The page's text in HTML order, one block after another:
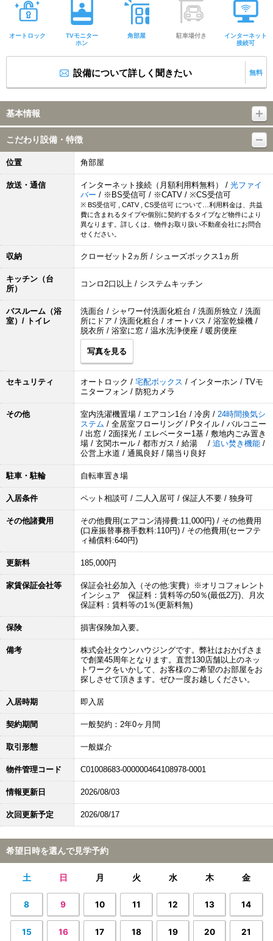
オートロック
TVモニター
ホン
角部屋 駐車場付き
インターネット
接続可
設備について詳しく聞きたい 無料
基本情報
こだわり設備・特徴
位置 角部屋
放送・通信 インターネット接続（月額利用料無料） / 光ファイ
バー / ※BS受信可 / ※CATV / ※CS受信可
※ BS受信可 , CATV , CS受信可 について…利用料金は、共益
費に含まれるタイプや個別に契約するタイプなど物件により
異なります。詳しくは、物件お取り扱い不動産会社にお問合
せください。
収納 クローゼット2ヵ所 / シューズボックス1ヵ所
キッチン（台
所）
コンロ2口以上 / システムキッチン
バスルーム（浴
室）/ トイレ
洗面台 / シャワー付洗面化粧台 / 洗面所独立 / 洗面
所にドア / 洗面化粧台 / オートバス / 浴室乾燥機 /
脱衣所 / 浴室に窓 / 温水洗浄便座 / 暖房便座
写真を見る
セキュリティ オートロック / 宅配ボックス / インターホン / TVモ
ニターフォン / 防犯カメラ
その他 室内洗濯機置場 / エアコン1台 / 冷房 / 24時間換気シ
ステム / 全居室フローリング / Pタイル / バルコニー
/ 出窓 / 2面採光 / エレベーター1基 / 敷地内ごみ置き
場 / 玄関ホール / 都市ガス / 給湯 / 追い焚き機能 /
公営上水道 / 通風良好 / 陽当り良好
駐車・駐輪 自転車置き場
入居条件 ペット相談可 / 二人入居可 / 保証人不要 / 独身可
その他諸費用
その他費用(エアコン清掃費:11,000円) / その他費用
(口座振替事務手数料:110円) / その他費用(セーフテ
ィ補償料:640円)
更新料 185,000円
家賃保証会社等
保証会社必加入（その他:実費）※オリコフォレント
インシュア 保証料：賃料等の50％(最低2万)、月次
保証料：賃料等の1％(更新料無)
保険 損害保険加入要。
備考
株式会社タウンハウジングです。弊社はおかげさま
で創業45周年となります。直営130店舗以上のネッ
トワークをいかして、お客様のご希望のお部屋をお
探しさせて頂きます。ぜひ一度お越しください。
入居時期 即入居
契約期間 一般契約：2年0ヶ月間
取引形態 一般媒介
物件管理コード C01008683-000000464108978-0001
情報更新日 2026/08/03
次回更新予定 2026/08/17
希望日時を選んで見学予約
土 日 月 火 水 木 金
8 9 10 11 12 13 14
15 16 17 18 19 20 21